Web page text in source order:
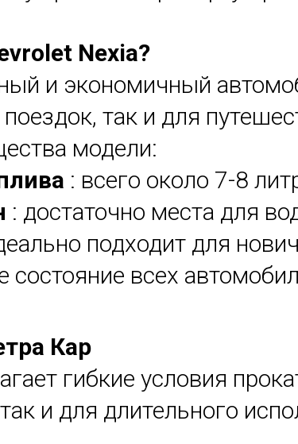
Nexia?
и экономичный
так и для
модели:
: всего около 7-8
: достаточно места для
подходит для
состояние всех
Кар
гибкие условия
и для длительного